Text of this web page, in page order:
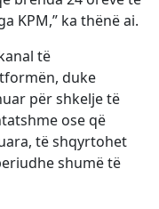
KPM,” ka thënë ai.
të
duke
për shkelje të
ose që
të shqyrtohet
shumë të